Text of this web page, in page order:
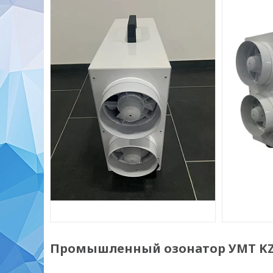
Промышленный озонатор УМТ